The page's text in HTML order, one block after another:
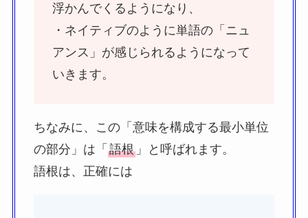
浮かんでくるようになり、
・ネイティブのように単語の「ニュ
アンス」が感じられるようになって
いきます。
ちなみに、この「意味を構成する最小単位
の部分」は「 語根」と呼ばれます。
語根は、正確には